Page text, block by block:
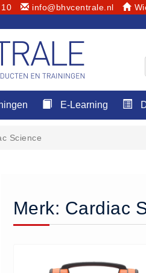
info@bhvcentrale.nl
E-Learning
Science
Merk: Cardiac